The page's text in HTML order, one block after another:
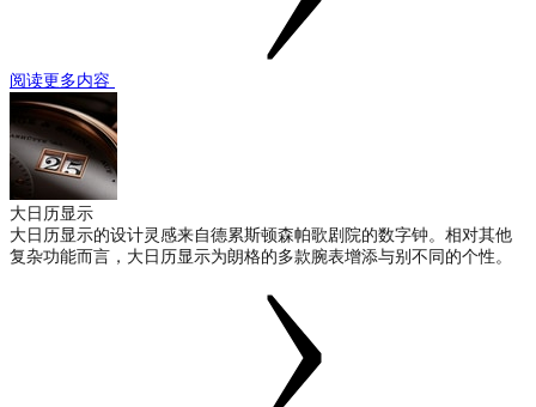
阅读更多内容
大日历显示
大日历显示的设计灵感来自德累斯顿森帕歌剧院的数字钟。相对其他
复杂功能而言，大日历显示为朗格的多款腕表增添与别不同的个性。